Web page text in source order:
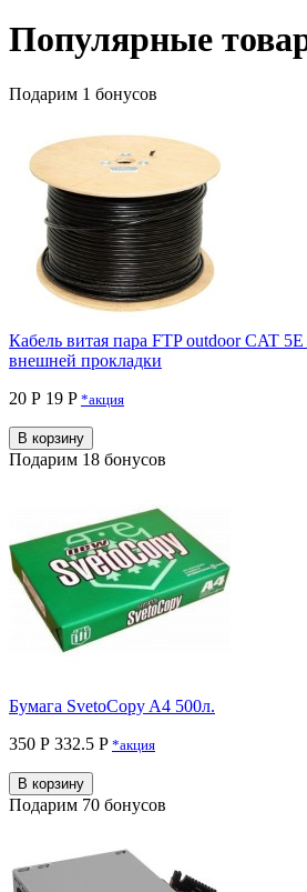
Популярные
Подарим 1 бонусов
Кабель витая пара FTP outdoor CAT
внешней прокладки
20 Р 19 P *акция
В корзину
Подарим 18 бонусов
Бумага SvetoCopy A4 500л.
350 Р 332.5 P *акция
В корзину
Подарим 70 бонусов